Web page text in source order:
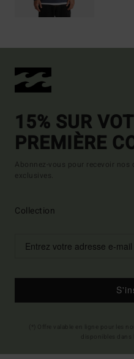
15% SUR
PREMIÈRE
Abonnez-vous pour recevoir
exclusives.
Collection